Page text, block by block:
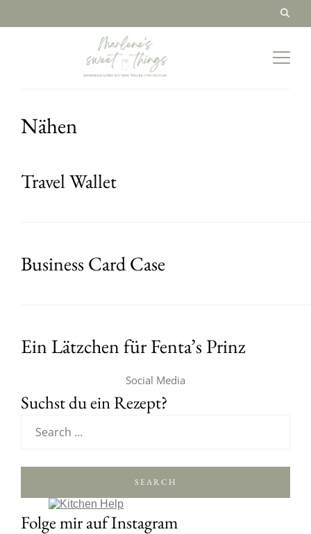
Nähen
Travel Wallet
Business Card Case
Ein Lätzchen für Fenta’s Prinz
Social Media
Suchst du ein Rezept?
SEARCH
Folge mir auf Instagram